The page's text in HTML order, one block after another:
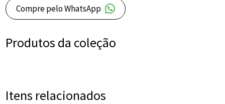
Compre pelo WhatsApp
Produtos da coleção
Itens relacionados